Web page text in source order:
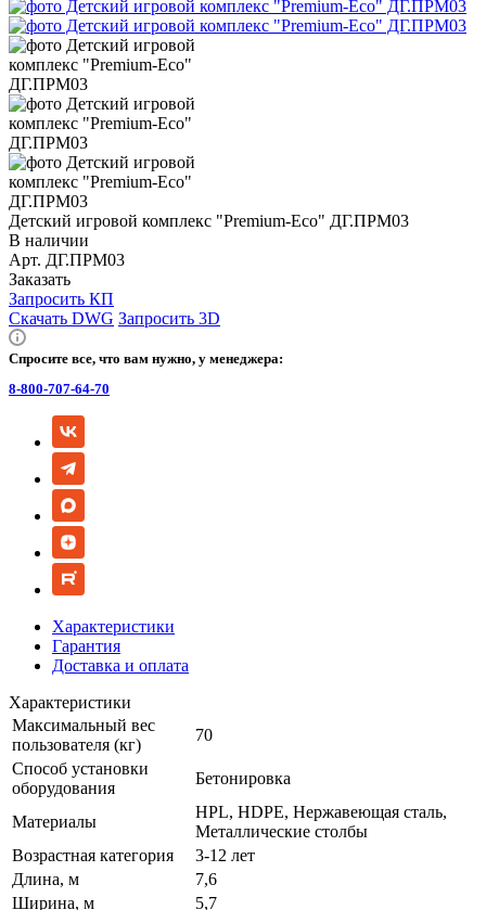
Детский игровой комплекс "Premium-Eco" ДГ.ПРМ03
В наличии
Арт. ДГ.ПРМ03
Заказать
Запросить КП
Скачать DWG Запросить 3D
Спросите все, что вам нужно, у менеджера:
8-800-707-64-70
Характеристики
Гарантия
Доставка и оплата
Характеристики
Максимальный вес
пользователя (кг)
70
Способ установки
оборудования
Бетонировка
Материалы
HPL, HDPE, Нержавеющая сталь,
Металлические столбы
Возрастная категория
3-12 лет
Длина, м
7,6
Ширина, м
5,7